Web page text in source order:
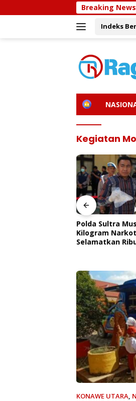
ke
Breaking News
Sidokkes Polres
Indeks
H
Kegiatan
Polda Sultra
Kilogram
Selamatkan
KONAWE UTARA